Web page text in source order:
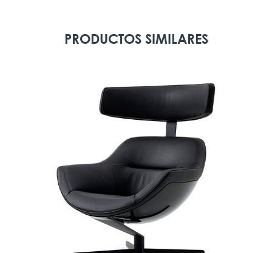
PRODUCTOS SIMILARES